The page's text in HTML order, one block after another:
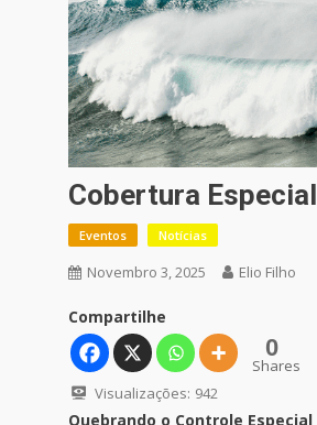
Cobertura
Eventos Notícias
Novembro 3, 2025 Elio Filho
Compartilhe
0
Shares
Visualizações: 942
Quebrando o Controle